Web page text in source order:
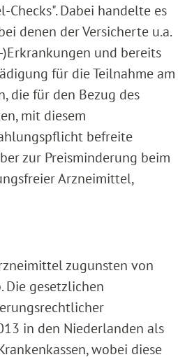
Dabei handelte es
denen der Versicherte u.a.
und bereits
für die Teilnahme am
die für den Bezug des
mit diesem
befreite
zur Preisminderung beim
Arzneimittel,
zugunsten von
Die gesetzlichen
in den Niederlanden als
wobei diese